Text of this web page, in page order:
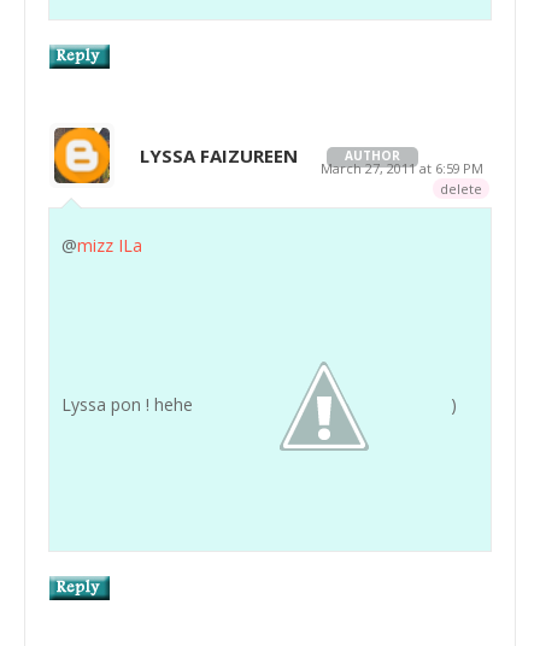
LYSSA FAIZUREEN AUTHOR
March 27, 2011 at 6:59 PM
delete
@mizz ILa
Lyssa pon ! hehe )